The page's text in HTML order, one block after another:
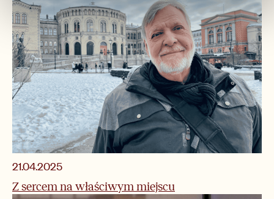
21.04.2025
Z sercem na właściwym miejscu